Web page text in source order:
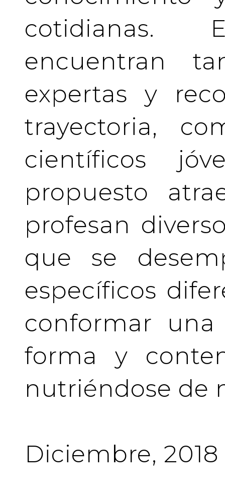
encuentran
expertas y
trayectoria,
científicos
propuesto
profesan
que se
específicos
conformar
forma y
nutriéndose de
Diciembre, 2018